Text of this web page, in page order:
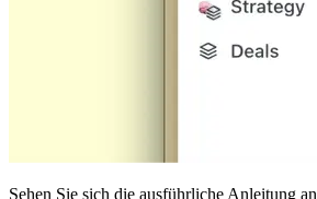
Sehen Sie sich die ausführliche Anleitung an